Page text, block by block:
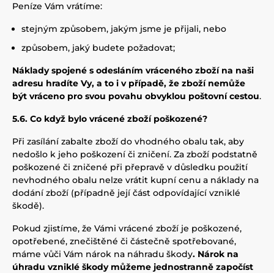
Peníze Vám vrátíme:
stejným způsobem, jakým jsme je přijali, nebo
způsobem, jaký budete požadovat;
Náklady spojené s odesláním vráceného zboží na naši
adresu hradíte Vy, a to i v případě, že zboží nemůže
být vráceno pro svou povahu obvyklou poštovní cestou.
5.6. Co když bylo vrácené zboží poškozené?
Při zasílání zabalte zboží do vhodného obalu tak, aby
nedošlo k jeho poškození či zničení. Za zboží podstatně
poškozené či zničené při přepravě v důsledku použití
nevhodného obalu nelze vrátit kupní cenu a náklady na
dodání zboží (případně její část odpovídající vzniklé
škodě).
Pokud zjistíme, že Vámi vrácené zboží je poškozené,
opotřebené, znečištěné či částečně spotřebované,
máme vůči Vám nárok na náhradu škody. Nárok na
úhradu vzniklé škody můžeme jednostranně započíst